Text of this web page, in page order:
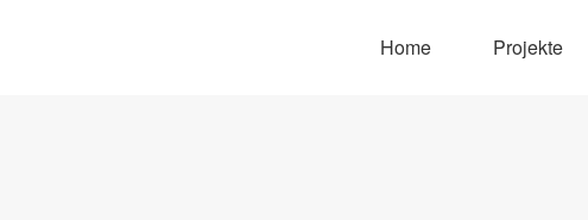
Home Projekte